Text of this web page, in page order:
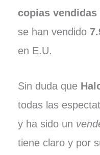
copias vendidas
se han vendido
en E.U.
Sin duda que
todas las
y ha sido un
tiene claro y por